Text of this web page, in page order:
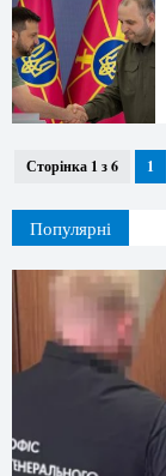
Сторінка 1 з 6 1
Популярні